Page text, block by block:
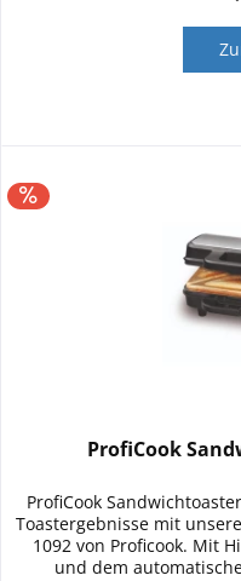
ProfiCook
ProfiCook
Toastergebnisse mit
1092 von Proficook. Mit
und dem